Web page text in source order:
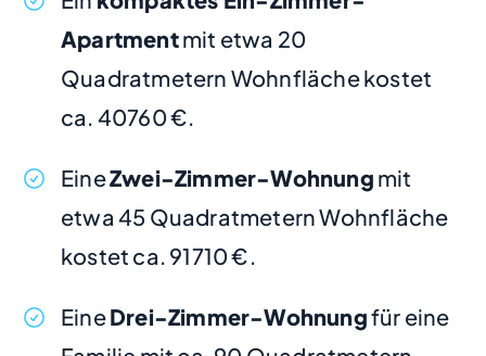
Apartmentmit etwa 20
Quadratmetern Wohnfläche kostet
ca. 40760 €.
EineZwei-Zimmer-Wohnung mit
etwa 45 Quadratmetern Wohnfläche
kostet ca. 91710 €.
EineDrei-Zimmer-Wohnungfür eine